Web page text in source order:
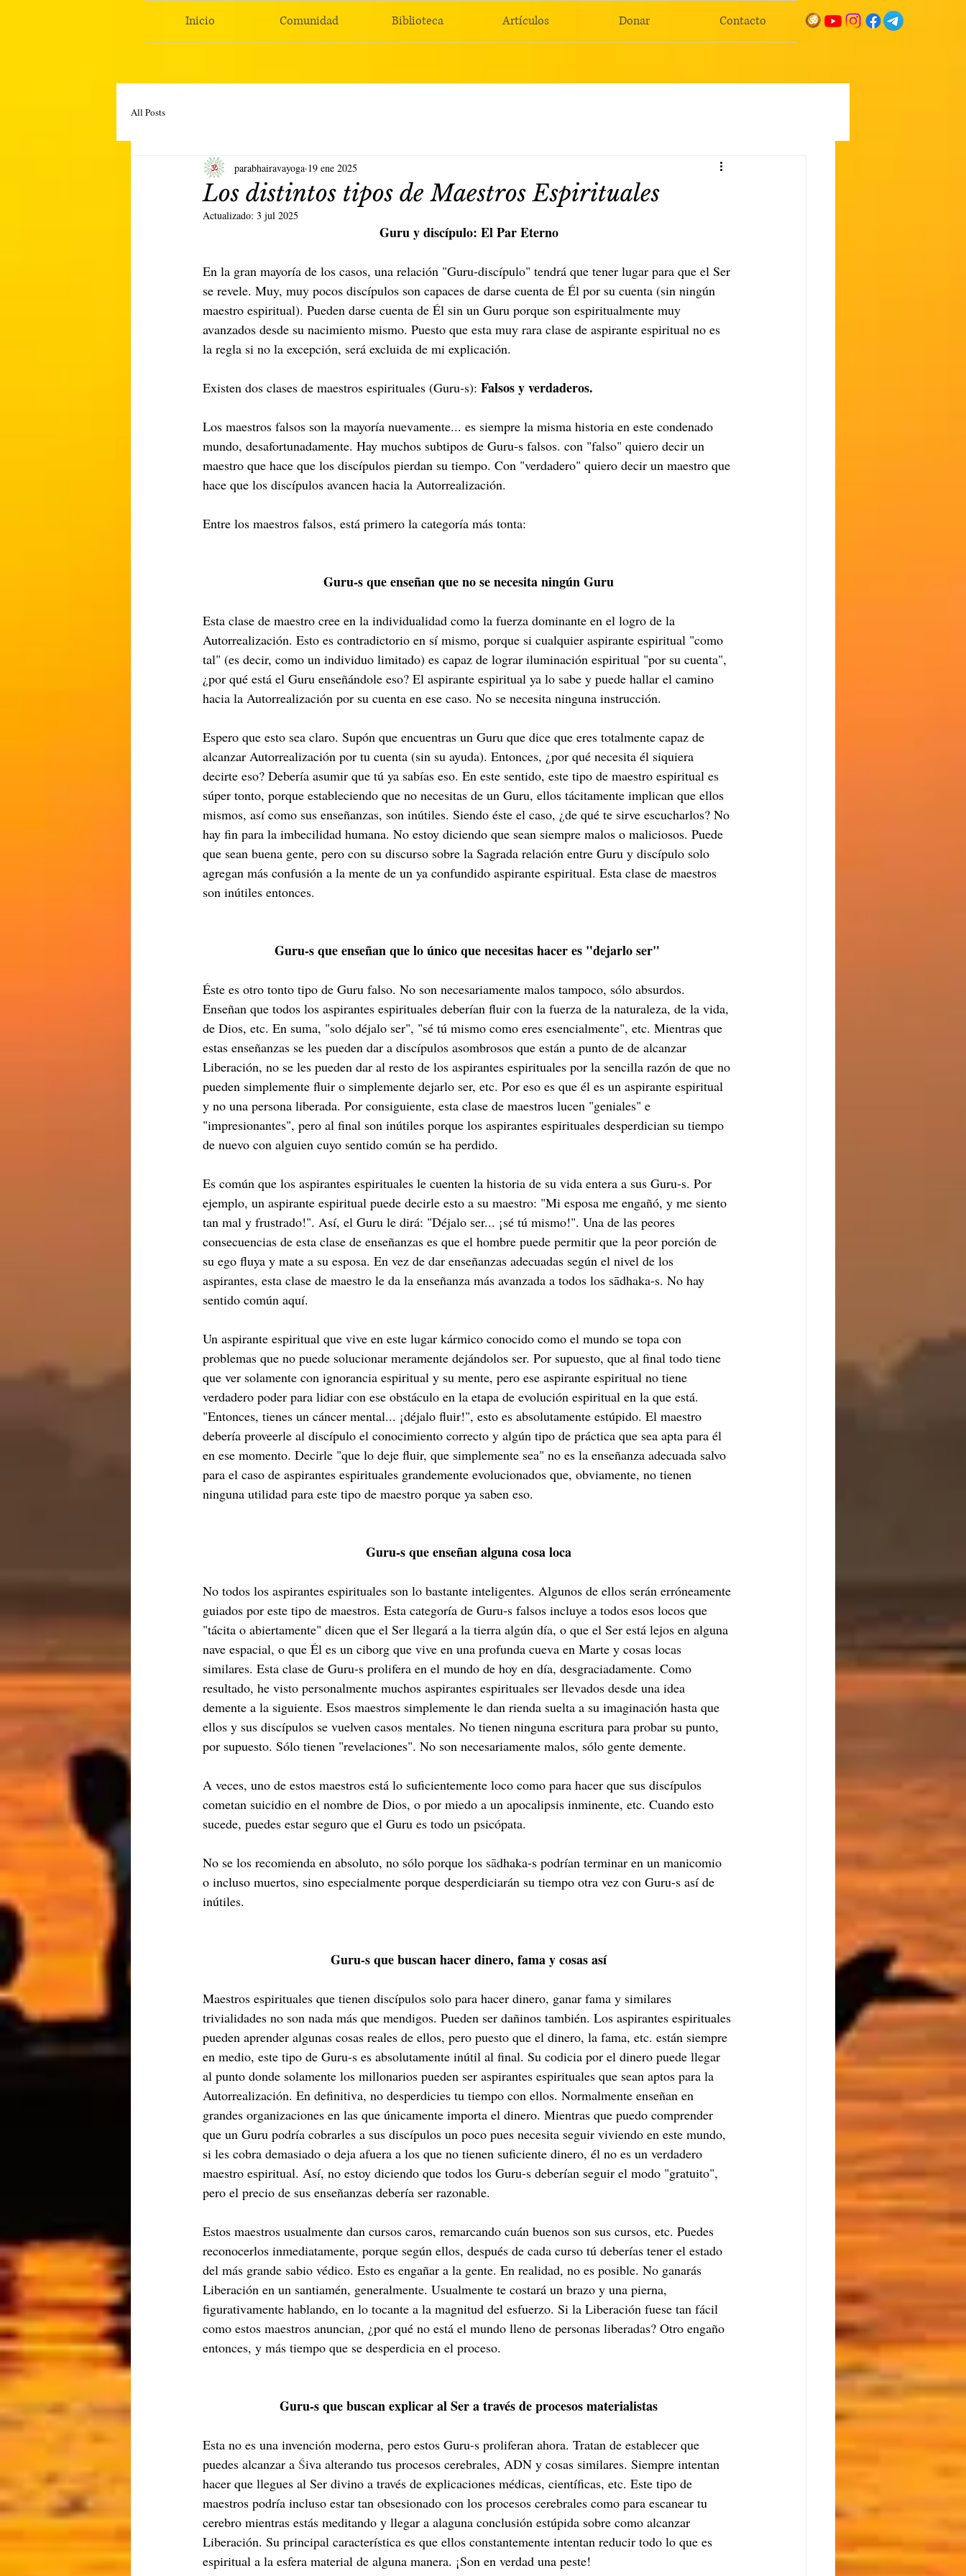
Inicio Comunidad Biblioteca Artículos Donar Contacto
All Posts
Los distintos tipos de Maestros Espirituales
parabhairavayoga 19 ene 2025
Actualizado: 3 jul 2025
Guru y discípulo: El Par Eterno
En la gran mayoría de los casos, una relación "Guru-discípulo" tendrá que tener lugar para que el Ser
se revele. Muy, muy pocos discípulos son capaces de darse cuenta de Él por su cuenta (sin ningún
maestro espiritual). Pueden darse cuenta de Él sin un Guru porque son espiritualmente muy
avanzados desde su nacimiento mismo. Puesto que esta muy rara clase de aspirante espiritual no es
la regla si no la excepción, será excluida de mi explicación.
Existen dos clases de maestros espirituales (Guru-s): Falsos y verdaderos.
Los maestros falsos son la mayoría nuevamente... es siempre la misma historia en este condenado
mundo, desafortunadamente. Hay muchos subtipos de Guru-s falsos. con "falso" quiero decir un
maestro que hace que los discípulos pierdan su tiempo. Con "verdadero" quiero decir un maestro que
hace que los discípulos avancen hacia la Autorrealización.
Entre los maestros falsos, está primero la categoría más tonta:
Guru-s que enseñan que no se necesita ningún Guru
Esta clase de maestro cree en la individualidad como la fuerza dominante en el logro de la
Autorrealización. Esto es contradictorio en sí mismo, porque si cualquier aspirante espiritual "como
tal" (es decir, como un individuo limitado) es capaz de lograr iluminación espiritual "por su cuenta",
¿por qué está el Guru enseñándole eso? El aspirante espiritual ya lo sabe y puede hallar el camino
hacia la Autorrealización por su cuenta en ese caso. No se necesita ninguna instrucción.
Espero que esto sea claro. Supón que encuentras un Guru que dice que eres totalmente capaz de
alcanzar Autorrealización por tu cuenta (sin su ayuda). Entonces, ¿por qué necesita él siquiera
decirte eso? Debería asumir que tú ya sabías eso. En este sentido, este tipo de maestro espiritual es
súper tonto, porque estableciendo que no necesitas de un Guru, ellos tácitamente implican que ellos
mismos, así como sus enseñanzas, son inútiles. Siendo éste el caso, ¿de qué te sirve escucharlos? No
hay fin para la imbecilidad humana. No estoy diciendo que sean siempre malos o maliciosos. Puede
que sean buena gente, pero con su discurso sobre la Sagrada relación entre Guru y discípulo solo
agregan más confusión a la mente de un ya confundido aspirante espiritual. Esta clase de maestros
son inútiles entonces.
Guru-s que enseñan que lo único que necesitas hacer es "dejarlo ser"
Éste es otro tonto tipo de Guru falso. No son necesariamente malos tampoco, sólo absurdos.
Enseñan que todos los aspirantes espirituales deberían fluir con la fuerza de la naturaleza, de la vida,
de Dios, etc. En suma, "solo déjalo ser", "sé tú mismo como eres esencialmente", etc. Mientras que
estas enseñanzas se les pueden dar a discípulos asombrosos que están a punto de de alcanzar
Liberación, no se les pueden dar al resto de los aspirantes espirituales por la sencilla razón de que no
pueden simplemente fluir o simplemente dejarlo ser, etc. Por eso es que él es un aspirante espiritual
y no una persona liberada. Por consiguiente, esta clase de maestros lucen "geniales" e
"impresionantes", pero al final son inútiles porque los aspirantes espirituales desperdician su tiempo
de nuevo con alguien cuyo sentido común se ha perdido.
Es común que los aspirantes espirituales le cuenten la historia de su vida entera a sus Guru-s. Por
ejemplo, un aspirante espiritual puede decirle esto a su maestro: "Mi esposa me engañó, y me siento
tan mal y frustrado!". Así, el Guru le dirá: "Déjalo ser... ¡sé tú mismo!". Una de las peores
consecuencias de esta clase de enseñanzas es que el hombre puede permitir que la peor porción de
su ego fluya y mate a su esposa. En vez de dar enseñanzas adecuadas según el nivel de los
aspirantes, esta clase de maestro le da la enseñanza más avanzada a todos los sādhaka-s. No hay
sentido común aquí.
Un aspirante espiritual que vive en este lugar kármico conocido como el mundo se topa con
problemas que no puede solucionar meramente dejándolos ser. Por supuesto, que al final todo tiene
que ver solamente con ignorancia espiritual y su mente, pero ese aspirante espiritual no tiene
verdadero poder para lidiar con ese obstáculo en la etapa de evolución espiritual en la que está.
"Entonces, tienes un cáncer mental... ¡déjalo fluir!", esto es absolutamente estúpido. El maestro
debería proveerle al discípulo el conocimiento correcto y algún tipo de práctica que sea apta para él
en ese momento. Decirle "que lo deje fluir, que simplemente sea" no es la enseñanza adecuada salvo
para el caso de aspirantes espirituales grandemente evolucionados que, obviamente, no tienen
ninguna utilidad para este tipo de maestro porque ya saben eso.
Guru-s que enseñan alguna cosa loca
No todos los aspirantes espirituales son lo bastante inteligentes. Algunos de ellos serán erróneamente
guiados por este tipo de maestros. Esta categoría de Guru-s falsos incluye a todos esos locos que
"tácita o abiertamente" dicen que el Ser llegará a la tierra algún día, o que el Ser está lejos en alguna
nave espacial, o que Él es un ciborg que vive en una profunda cueva en Marte y cosas locas
similares. Esta clase de Guru-s prolifera en el mundo de hoy en día, desgraciadamente. Como
resultado, he visto personalmente muchos aspirantes espirituales ser llevados desde una idea
demente a la siguiente. Esos maestros simplemente le dan rienda suelta a su imaginación hasta que
ellos y sus discípulos se vuelven casos mentales. No tienen ninguna escritura para probar su punto,
por supuesto. Sólo tienen "revelaciones". No son necesariamente malos, sólo gente demente.
A veces, uno de estos maestros está lo suficientemente loco como para hacer que sus discípulos
cometan suicidio en el nombre de Dios, o por miedo a un apocalipsis inminente, etc. Cuando esto
sucede, puedes estar seguro que el Guru es todo un psicópata.
No se los recomienda en absoluto, no sólo porque los sādhaka-s podrían terminar en un manicomio
o incluso muertos, sino especialmente porque desperdiciarán su tiempo otra vez con Guru-s así de
inútiles.
Guru-s que buscan hacer dinero, fama y cosas así
Maestros espirituales que tienen discípulos solo para hacer dinero, ganar fama y similares
trivialidades no son nada más que mendigos. Pueden ser dañinos también. Los aspirantes espirituales
pueden aprender algunas cosas reales de ellos, pero puesto que el dinero, la fama, etc. están siempre
en medio, este tipo de Guru-s es absolutamente inútil al final. Su codicia por el dinero puede llegar
al punto donde solamente los millonarios pueden ser aspirantes espirituales que sean aptos para la
Autorrealización. En definitiva, no desperdicies tu tiempo con ellos. Normalmente enseñan en
grandes organizaciones en las que únicamente importa el dinero. Mientras que puedo comprender
que un Guru podría cobrarles a sus discípulos un poco pues necesita seguir viviendo en este mundo,
si les cobra demasiado o deja afuera a los que no tienen suficiente dinero, él no es un verdadero
maestro espiritual. Así, no estoy diciendo que todos los Guru-s deberían seguir el modo "gratuito",
pero el precio de sus enseñanzas debería ser razonable.
Estos maestros usualmente dan cursos caros, remarcando cuán buenos son sus cursos, etc. Puedes
reconocerlos inmediatamente, porque según ellos, después de cada curso tú deberías tener el estado
del más grande sabio védico. Esto es engañar a la gente. En realidad, no es posible. No ganarás
Liberación en un santiamén, generalmente. Usualmente te costará un brazo y una pierna,
figurativamente hablando, en lo tocante a la magnitud del esfuerzo. Si la Liberación fuese tan fácil
como estos maestros anuncian, ¿por qué no está el mundo lleno de personas liberadas? Otro engaño
entonces, y más tiempo que se desperdicia en el proceso.
Guru-s que buscan explicar al Ser a través de procesos materialistas
Esta no es una invención moderna, pero estos Guru-s proliferan ahora. Tratan de establecer que
puedes alcanzar a Śiva alterando tus procesos cerebrales, ADN y cosas similares. Siempre intentan
hacer que llegues al Ser divino a través de explicaciones médicas, científicas, etc. Este tipo de
maestros podría incluso estar tan obsesionado con los procesos cerebrales como para escanear tu
cerebro mientras estás meditando y llegar a alaguna conclusión estúpida sobre como alcanzar
Liberación. Su principal característica es que ellos constantemente intentan reducir todo lo que es
espiritual a la esfera material de alguna manera. ¡Son en verdad una peste!